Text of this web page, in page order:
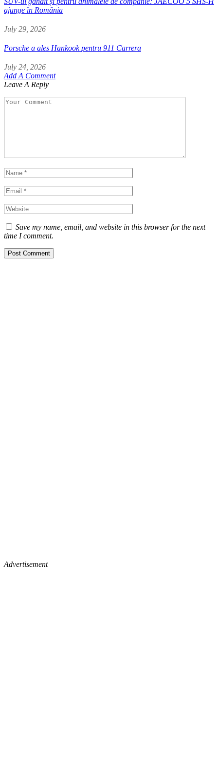
ajunge în România
July 29, 2026
Porsche a ales Hankook pentru 911 Carrera
July 24, 2026
Add A Comment
Leave A Reply
Save my name, email, and website in this browser for the next
time I comment.
Advertisement